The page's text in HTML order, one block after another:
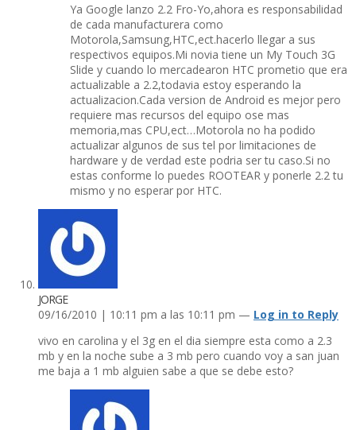
Ya Google lanzo 2.2 Fro-Yo,ahora es responsabilidad
de cada manufacturera como
Motorola,Samsung,HTC,ect.hacerlo llegar a sus
respectivos equipos.Mi novia tiene un My Touch 3G
Slide y cuando lo mercadearon HTC prometio que era
actualizable a 2.2,todavia estoy esperando la
actualizacion.Cada version de Android es mejor pero
requiere mas recursos del equipo ose mas
memoria,mas CPU,ect…Motorola no ha podido
actualizar algunos de sus tel por limitaciones de
hardware y de verdad este podria ser tu caso.Si no
estas conforme lo puedes ROOTEAR y ponerle 2.2 tu
mismo y no esperar por HTC.
JORGE
09/16/2010 | 10:11 pm a las 10:11 pm — Log in to Reply
vivo en carolina y el 3g en el dia siempre esta como a 2.3
mb y en la noche sube a 3 mb pero cuando voy a san juan
me baja a 1 mb alguien sabe a que se debe esto?